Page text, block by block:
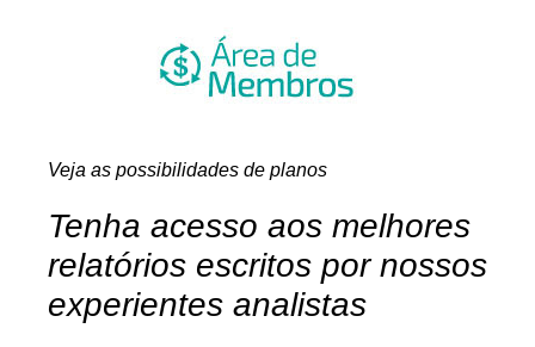
Veja as possibilidades de planos
Tenha acesso aos melhores
relatórios escritos por nossos
experientes analistas